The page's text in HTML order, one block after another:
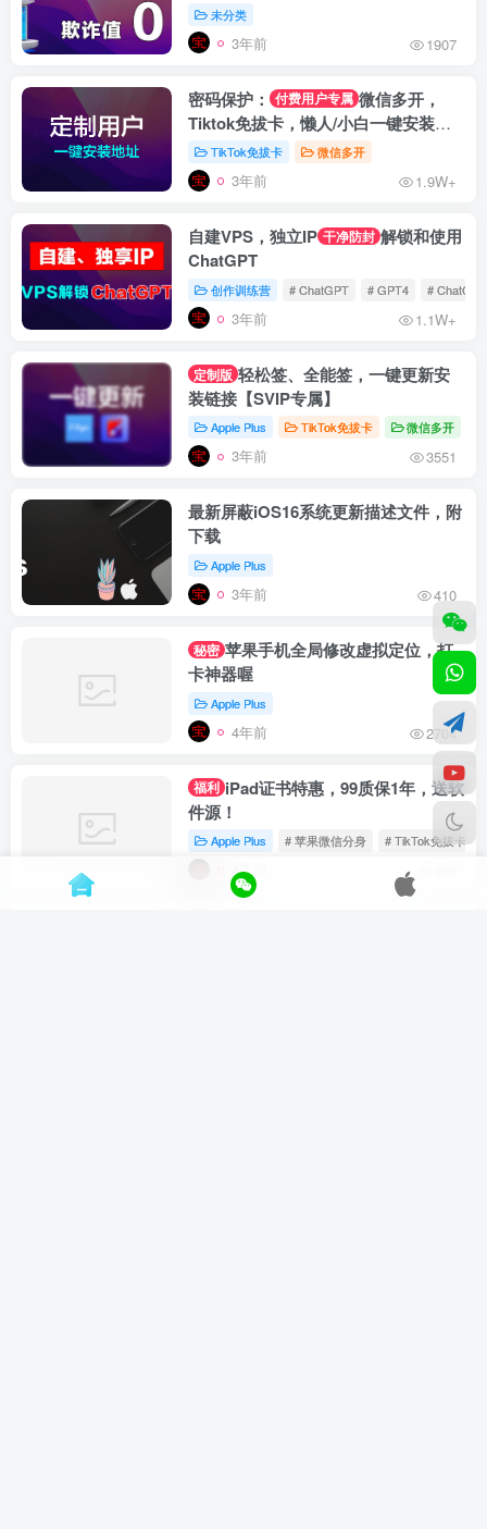
未分类
3年前 1907
密码保护： 付费用户专属 微信多开，
Tiktok免拔卡，懒人/小白一键安装教
程 TikTok免拔卡 微信多开
3年前 1.9W+
自建VPS，独立IP 干净防封 解锁和使用
ChatGPT
创作训练营 # ChatGPT # GPT4 #
3年前 1.1W+
定制版 轻松签、全能签，一键更新安
装链接【SVIP专属】
Apple Plus TikTok免拔卡 微信多开
3年前 3551
最新屏蔽iOS16系统更新描述文件，附
下载
Apple Plus
3年前 410
秘密 苹果手机全局修改虚拟定位，打
卡神器喔
Apple Plus
4年前 2704
福利 iPad证书特惠，99质保1年，送软
件源！
Apple Plus # 苹果微信分身 # TikTok免拔卡
4年前